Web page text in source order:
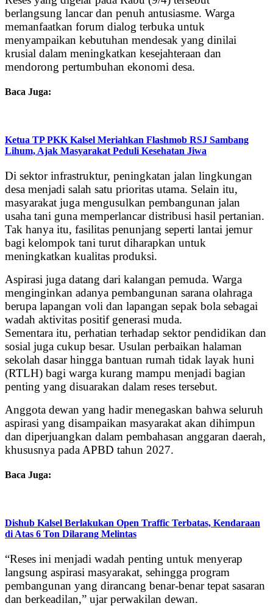
berlangsung lancar dan penuh antusiasme. Warga
memanfaatkan forum dialog terbuka untuk
menyampaikan kebutuhan mendesak yang dinilai
krusial dalam meningkatkan kesejahteraan dan
mendorong pertumbuhan ekonomi desa.
Baca Juga:
Ketua TP PKK Kalsel Meriahkan Flashmob RSJ Sambang
Lihum, Ajak Masyarakat Peduli Kesehatan Jiwa
Di sektor infrastruktur, peningkatan jalan lingkungan
desa menjadi salah satu prioritas utama. Selain itu,
masyarakat juga mengusulkan pembangunan jalan
usaha tani guna memperlancar distribusi hasil pertanian.
Tak hanya itu, fasilitas penunjang seperti lantai jemur
bagi kelompok tani turut diharapkan untuk
meningkatkan kualitas produksi.
Aspirasi juga datang dari kalangan pemuda. Warga
menginginkan adanya pembangunan sarana olahraga
berupa lapangan voli dan lapangan sepak bola sebagai
wadah aktivitas positif generasi muda.
Sementara itu, perhatian terhadap sektor pendidikan dan
sosial juga cukup besar. Usulan perbaikan halaman
sekolah dasar hingga bantuan rumah tidak layak huni
(RTLH) bagi warga kurang mampu menjadi bagian
penting yang disuarakan dalam reses tersebut.
Anggota dewan yang hadir menegaskan bahwa seluruh
aspirasi yang disampaikan masyarakat akan dihimpun
dan diperjuangkan dalam pembahasan anggaran daerah,
khususnya pada APBD tahun 2027.
Baca Juga:
Dishub Kalsel Berlakukan Open Traffic Terbatas, Kendaraan
di Atas 6 Ton Dilarang Melintas
“Reses ini menjadi wadah penting untuk menyerap
langsung aspirasi masyarakat, sehingga program
pembangunan yang dirancang benar-benar tepat sasaran
dan berkeadilan,” ujar perwakilan dewan.